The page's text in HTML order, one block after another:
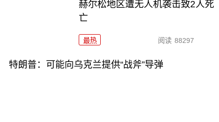
赫尔松地区遭无人机袭击致2人死
亡
最热 阅读 88297
特朗普：可能向乌克兰提供“战斧”导弹